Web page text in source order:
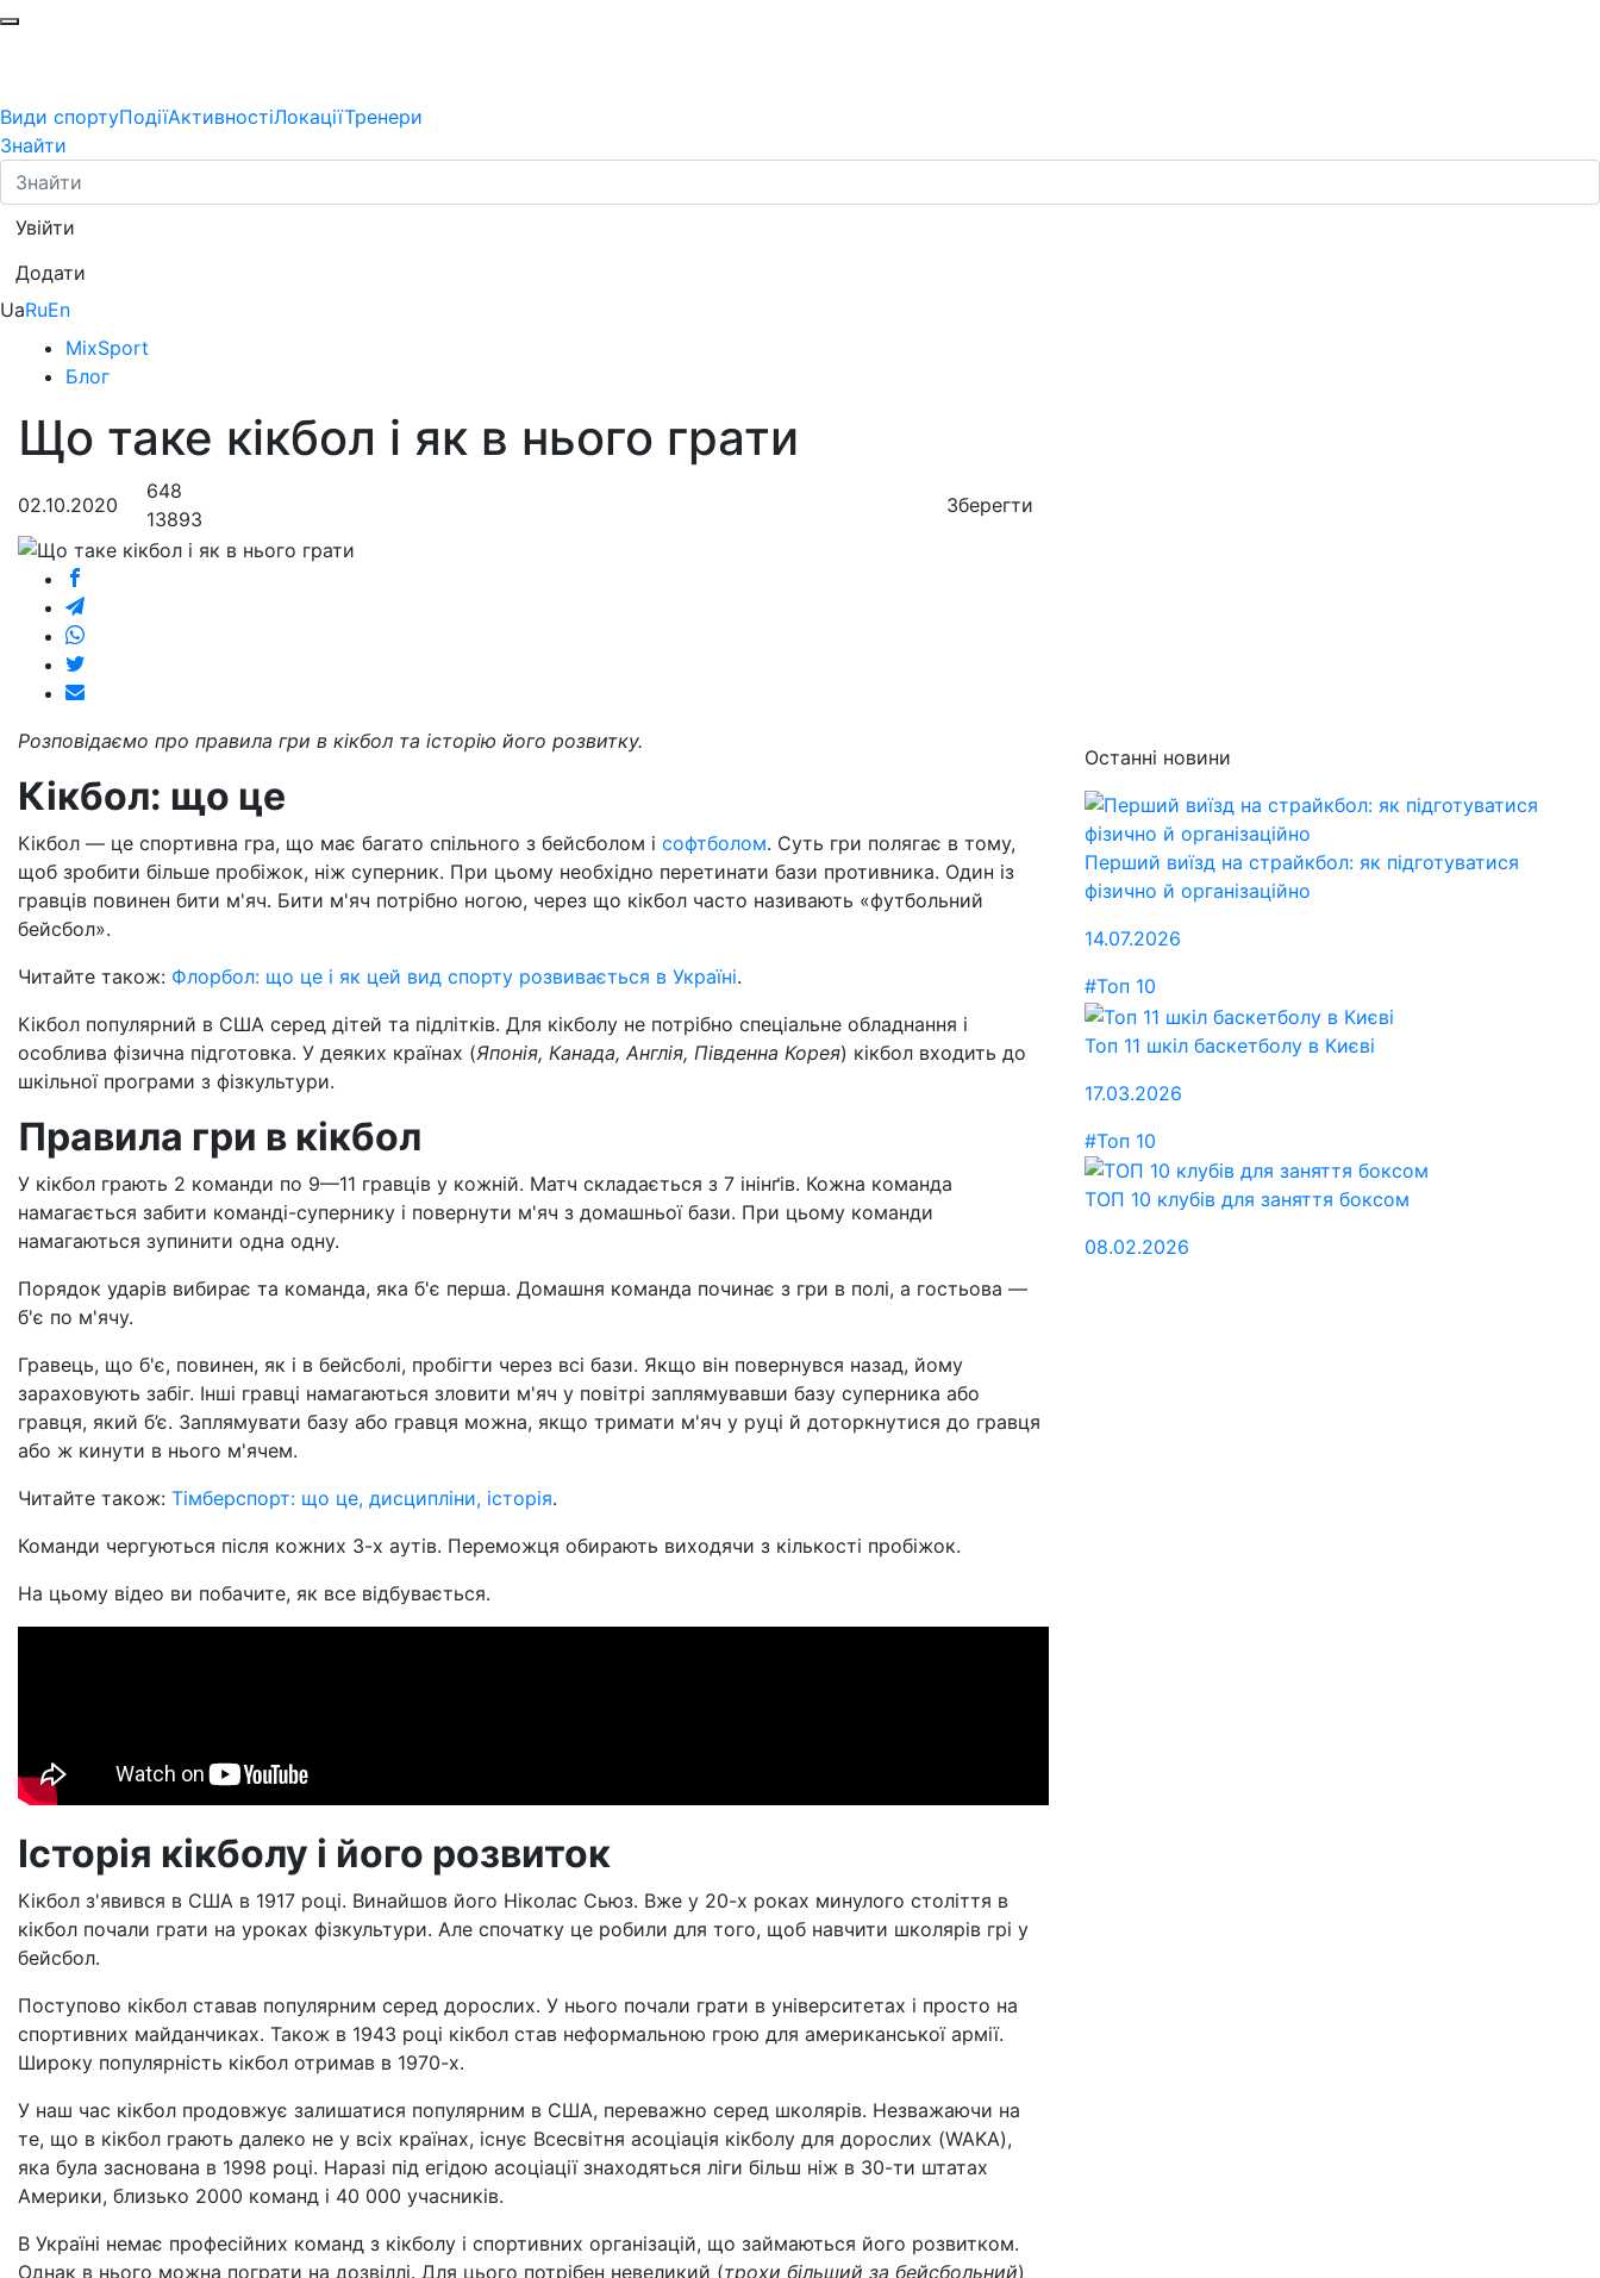
Види спортуПодіїАктивностіЛокаціїТренери
Знайти
Увійти
Додати
UaRuEn
MixSport
Блог
Що таке кікбол і як в нього грати
02.10.2020
648
13893
Зберегти
Розповідаємо про правила гри в кікбол та історію його розвитку.
Кікбол: що це
Кікбол — це спортивна гра, що має багато спільного з бейсболом і софтболом. Суть гри полягає в тому,
щоб зробити більше пробіжок, ніж суперник. При цьому необхідно перетинати бази противника. Один із
гравців повинен бити м'яч. Бити м'яч потрібно ногою, через що кікбол часто називають «футбольний
бейсбол».
Читайте також: Флорбол: що це і як цей вид спорту розвивається в Україні.
Кікбол популярний в США серед дітей та підлітків. Для кікболу не потрібно спеціальне обладнання і
особлива фізична підготовка. У деяких країнах (Японія, Канада, Англія, Південна Корея) кікбол входить до
шкільної програми з фізкультури.
Правила гри в кікбол
У кікбол грають 2 команди по 9—11 гравців у кожній. Матч складається з 7 інінґів. Кожна команда
намагається забити команді-супернику і повернути м'яч з домашньої бази. При цьому команди
намагаються зупинити одна одну.
Порядок ударів вибирає та команда, яка б'є перша. Домашня команда починає з гри в полі, а гостьова —
б'є по м'ячу.
Гравець, що б'є, повинен, як і в бейсболі, пробігти через всі бази. Якщо він повернувся назад, йому
зараховують забіг. Інші гравці намагаються зловити м'яч у повітрі заплямувавши базу суперника або
гравця, який б’є. Заплямувати базу або гравця можна, якщо тримати м'яч у руці й доторкнутися до гравця
або ж кинути в нього м'ячем.
Читайте також: Тімберспорт: що це, дисципліни, історія.
Команди чергуються після кожних 3-х аутів. Переможця обирають виходячи з кількості пробіжок.
На цьому відео ви побачите, як все відбувається.
Історія кікболу і його розвиток
Кікбол з'явився в США в 1917 році. Винайшов його Ніколас Сьюз. Вже у 20-х роках минулого століття в
кікбол почали грати на уроках фізкультури. Але спочатку це робили для того, щоб навчити школярів грі у
бейсбол.
Поступово кікбол ставав популярним серед дорослих. У нього почали грати в університетах і просто на
спортивних майданчиках. Також в 1943 році кікбол став неформальною грою для американської армії.
Широку популярність кікбол отримав в 1970-х.
У наш час кікбол продовжує залишатися популярним в США, переважно серед школярів. Незважаючи на
те, що в кікбол грають далеко не у всіх країнах, існує Всесвітня асоціація кікболу для дорослих (WAKA),
яка була заснована в 1998 році. Наразі під егідою асоціації знаходяться ліги більш ніж в 30-ти штатах
Америки, близько 2000 команд і 40 000 учасників.
В Україні немає професійних команд з кікболу і спортивних організацій, що займаються його розвитком.
Однак в нього можна пограти на дозвіллі. Для цього потрібен невеликий (трохи більший за бейсбольний)
Останні новини
Перший виїзд на страйкбол: як підготуватися
фізично й організаційно
14.07.2026
#Топ 10
Топ 11 шкіл баскетболу в Києві
17.03.2026
#Топ 10
ТОП 10 клубів для заняття боксом
08.02.2026